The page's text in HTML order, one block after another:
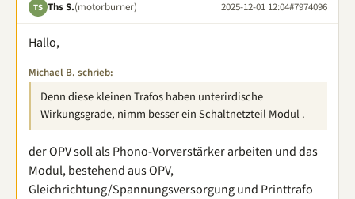
TS Ths S.(motorburner) 2025-12-01 12:04#7974096
Hallo,
Michael B. schrieb:
Denn diese kleinen Trafos haben unterirdische
Wirkungsgrade, nimm besser ein Schaltnetzteil Modul .
der OPV soll als Phono-Vorverstärker arbeiten und das
Modul, bestehend aus OPV,
Gleichrichtung/Spannungsversorgung und Printtrafo